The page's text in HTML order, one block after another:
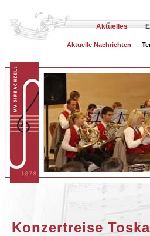
Aktuelles
Aktuelle Nachrichten
Konzertreise